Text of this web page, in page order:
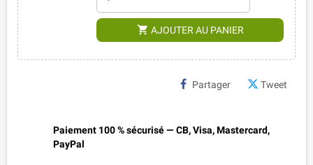
shopping_cart AJOUTER AU PANIER
Partager Tweet
Paiement 100 % sécurisé — CB, Visa, Mastercard,
PayPal